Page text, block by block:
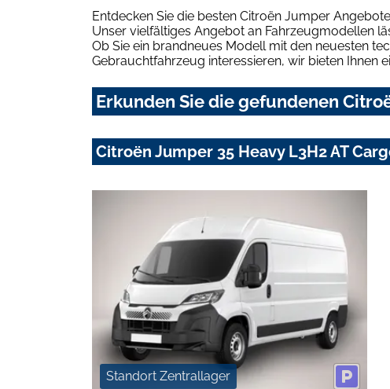
Entdecken Sie die besten Citroën Jumper
Unser vielfältiges Angebot an Fahrzeugmodellen
Ob Sie ein brandneues Modell mit den neuesten
Gebrauchtfahrzeug interessieren, wir bieten Ihnen
Erkunden Sie die gefundenen
Citroën Jumper 35 Heavy L3H2 AT
Standort Zentrallager